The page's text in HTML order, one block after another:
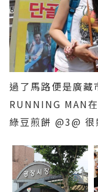
過了馬路便是廣
RUNNING MAN
綠豆煎餅 @3@